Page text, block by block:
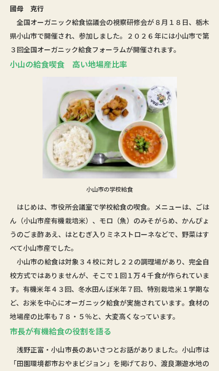
國母 克行
全国オーガニック給食協議会の視察研修会が８月１８日、栃木
県小山市で開催され、参加しました。２０２６年には小山市で第
３回全国オーガニック給食フォーラムが開催されます。
小山の給食喫食 高い地場産比率
小山市の学校給食
はじめは、市役所会議室で学校給食の喫食。メニューは、ごは
ん（小山市産有機栽培米）、モロ（魚）のみそがらめ、かんぴょ
うのごま酢あえ、はとむぎ入りミネストローネなどで、野菜はす
べて小山市産でした。
小山市の給食は対象３４校に対し２２の調理場があり、完全自
校方式ではありませんが、そこで１回１万４千食が作られていま
す。有機米年４３回、冬水田んぼ米年７回、特別栽培米１学期な
ど、お米を中心にオーガニック給食が実施されています。食材の
地場産の比率も７８・５％と、大変高くなっています。
市長が有機給食の役割を語る
浅野正富・小山市長のあいさつとお話がありました。小山市は
「田園環境都市おやまビジョン」を掲げており、渡良瀬遊水地の